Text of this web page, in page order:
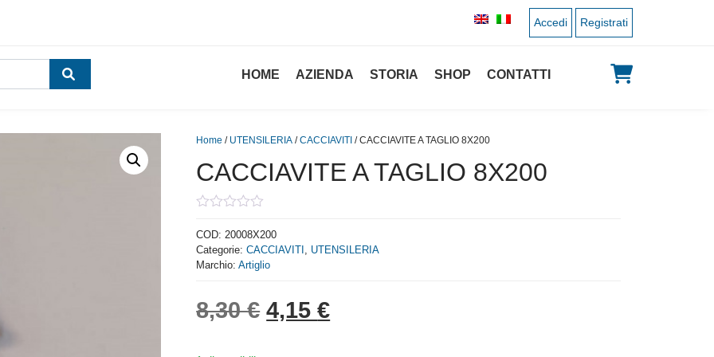
Accedi Registrati
HOME AZIENDA STORIA SHOP CONTATTI
Home / UTENSILERIA /CACCIAVITI / CACCIAVITE A TAGLIO 8X200
CACCIAVITE A TAGLIO 8X200
out
of
5
COD:20008X200
Categorie:CACCIAVITI , UTENSILERIA
Marchio:Artiglio
8,30€ Il prezzo originale era: 8,30 €.
4,15€Il prezzo attuale è: 4,15 €.